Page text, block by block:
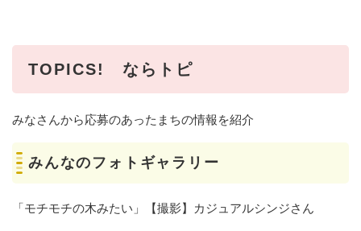
TOPICS! ならトピ
みなさんから応募のあったまちの情報を紹介
みんなのフォトギャラリー
「モチモチの木みたい」【撮影】カジュアルシンジさん